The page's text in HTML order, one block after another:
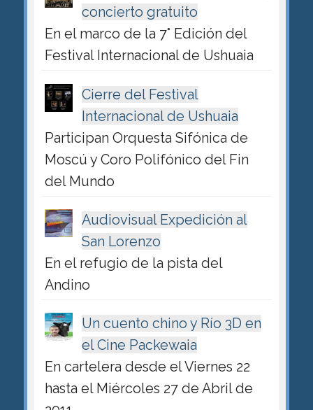
concierto gratuito
En el marco de la 7° Edición del
Festival Internacional de Ushuaia
Cierre del Festival
Internacional de Ushuaia
Participan Orquesta Sifónica de
Moscú y Coro Polifónico del Fin
del Mundo
Audiovisual Expedición al
San Lorenzo
En el refugio de la pista del
Andino
Un cuento chino y Río 3D en
el Cine Packewaia
En cartelera desde el Viernes 22
hasta el Miércoles 27 de Abril de